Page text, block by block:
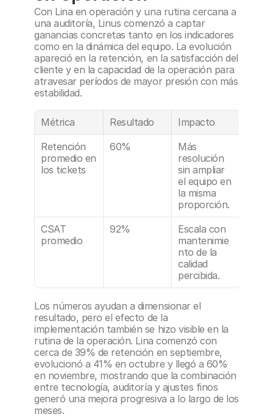
Con Lina en operación y una rutina cercana a
una auditoría, Linus comenzó a captar
ganancias concretas tanto en los indicadores
como en la dinámica del equipo. La evolución
apareció en la retención, en la satisfacción del
cliente y en la capacidad de la operación para
atravesar períodos de mayor presión con más
estabilidad.
Métrica Resultado
Impacto
Retención
promedio en
los tickets
60%
Más
resolución
sin ampliar
el equipo en
la misma
proporción.
CSAT
promedio
92%
Escala con
mantenimie
nto de la
calidad
percibida.
Los números ayudan a dimensionar el
resultado, pero el efecto de la
implementación también se hizo visible en la
rutina de la operación. Lina comenzó con
cerca de 39% de retención en septiembre,
evolucionó a 41% en octubre y llegó a 60%
en noviembre, mostrando que la combinación
entre tecnología, auditoría y ajustes finos
generó una mejora progresiva a lo largo de los
meses.